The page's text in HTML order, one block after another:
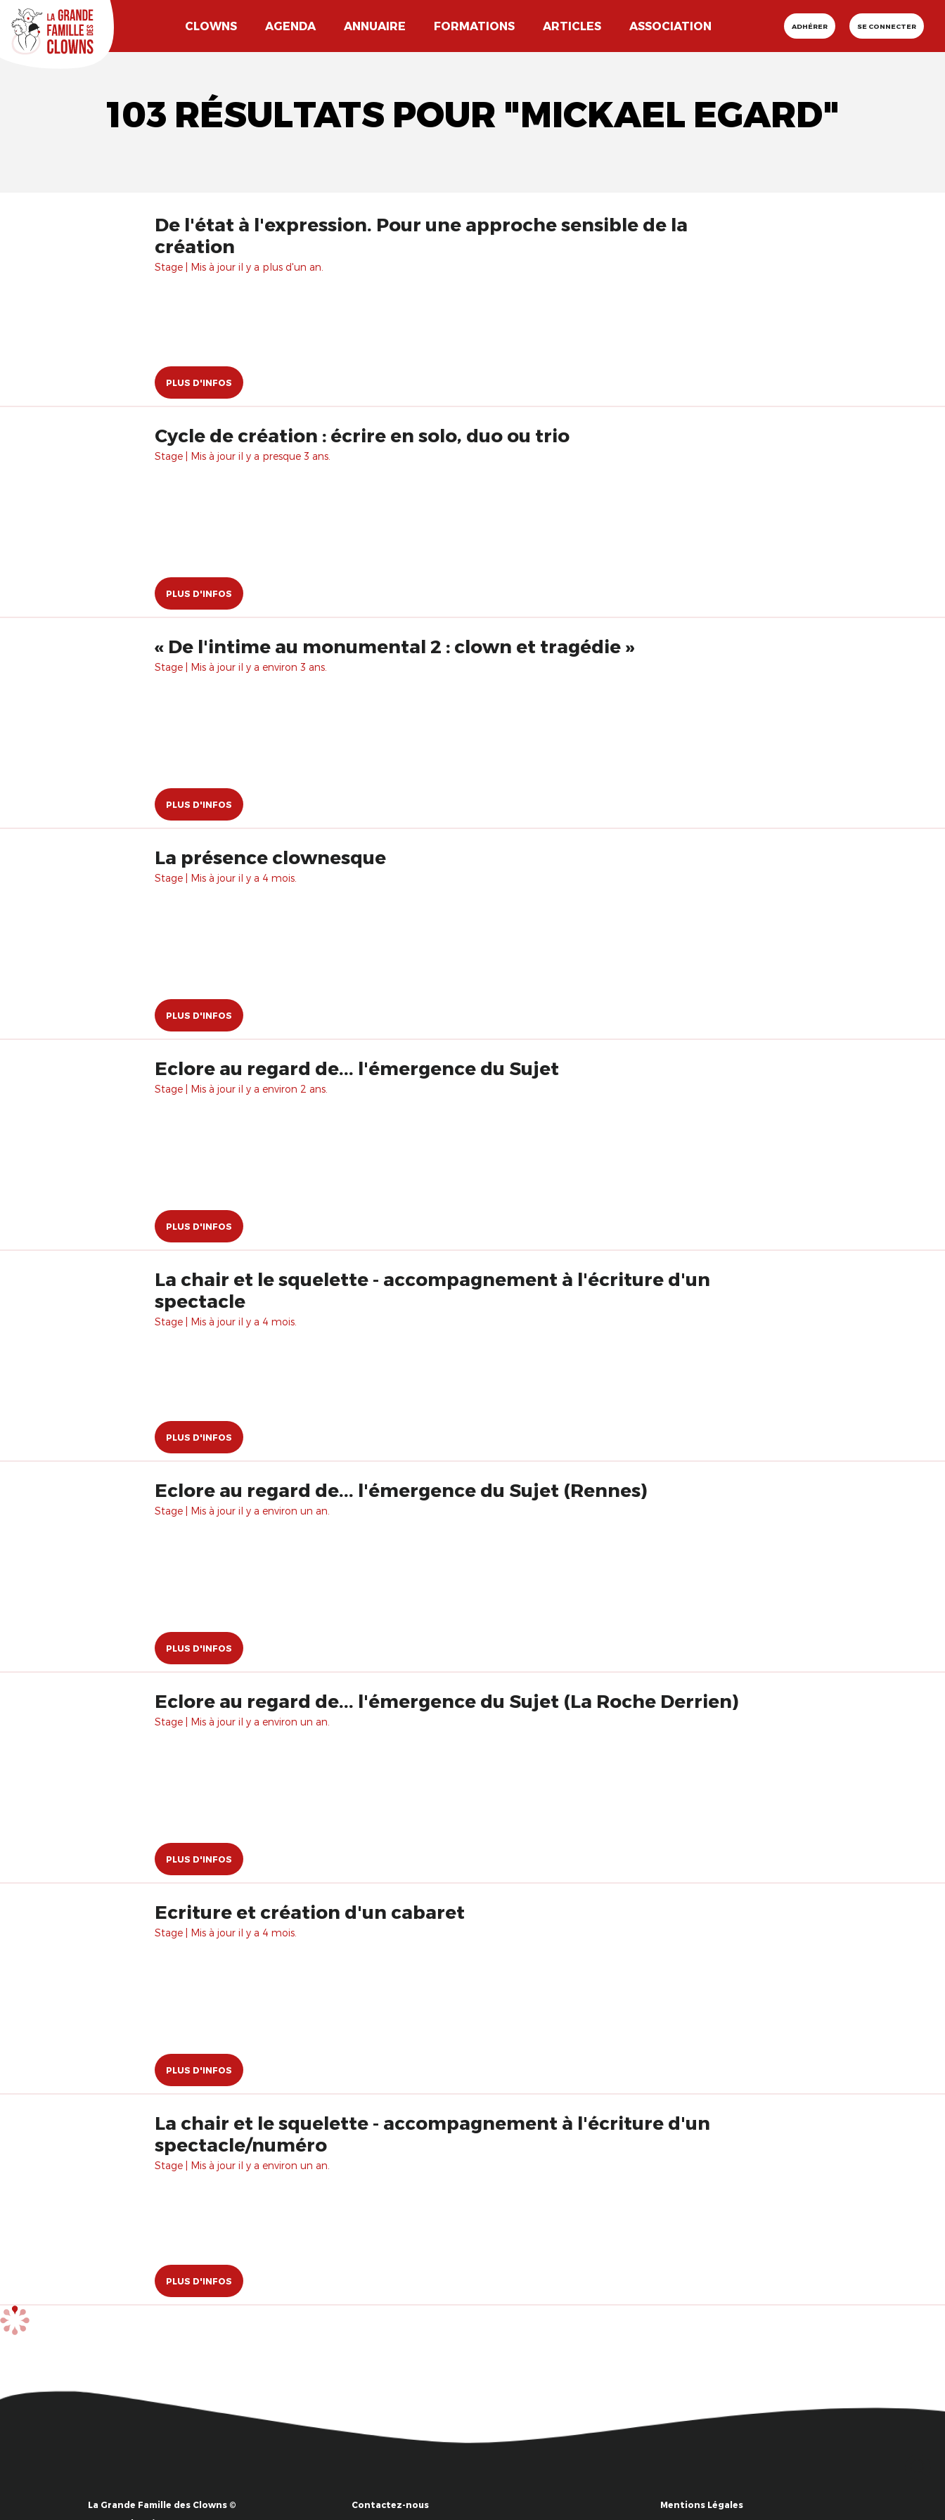
CLOWNS AGENDA ANNUAIRE FORMATIONS ARTICLES ASSOCIATION ADHÉRER SE CONNECTER
103 RÉSULTATS POUR "MICKAEL EGARD"
De l'état à l'expression. Pour une approche sensible de la
création
Stage | Mis à jour il y a plus d'un an.
PLUS D'INFOS
Cycle de création : écrire en solo, duo ou trio
Stage | Mis à jour il y a presque 3 ans.
PLUS D'INFOS
« De l'intime au monumental 2 : clown et tragédie »
Stage | Mis à jour il y a environ 3 ans.
PLUS D'INFOS
La présence clownesque
Stage | Mis à jour il y a 4 mois.
PLUS D'INFOS
Eclore au regard de... l'émergence du Sujet
Stage | Mis à jour il y a environ 2 ans.
PLUS D'INFOS
La chair et le squelette - accompagnement à l'écriture d'un
spectacle
Stage | Mis à jour il y a 4 mois.
PLUS D'INFOS
Eclore au regard de... l'émergence du Sujet (Rennes)
Stage | Mis à jour il y a environ un an.
PLUS D'INFOS
Eclore au regard de... l'émergence du Sujet (La Roche Derrien)
Stage | Mis à jour il y a environ un an.
PLUS D'INFOS
Ecriture et création d'un cabaret
Stage | Mis à jour il y a 4 mois.
PLUS D'INFOS
La chair et le squelette - accompagnement à l'écriture d'un
spectacle/numéro
Stage | Mis à jour il y a environ un an.
PLUS D'INFOS
La Grande Famille des Clowns ©
Contactez-nous Mentions Légales